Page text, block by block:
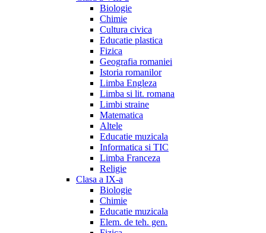
Biologie
Chimie
Cultura civica
Educatie plastica
Fizica
Geografia romaniei
Istoria romanilor
Limba Engleza
Limba si lit. romana
Limbi straine
Matematica
Altele
Educatie muzicala
Informatica si TIC
Limba Franceza
Religie
Clasa a IX-a
Biologie
Chimie
Educatie muzicala
Elem. de teh. gen.